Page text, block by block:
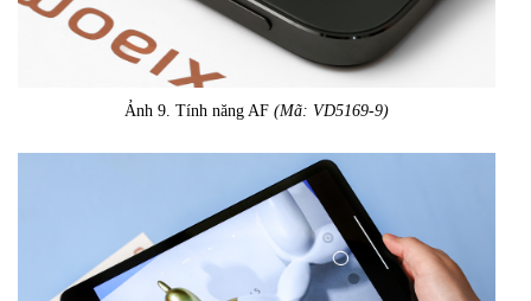
Ảnh 9. Tính năng AF (Mã: VD5169-9)